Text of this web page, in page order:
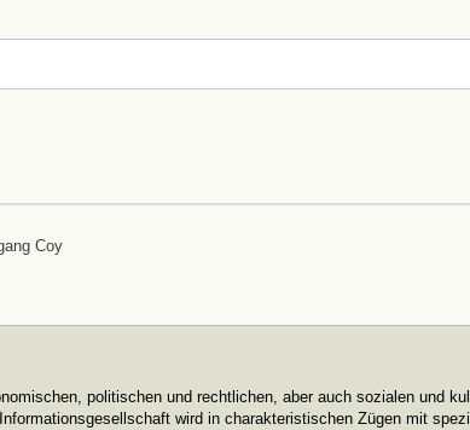
Coy
politischen und rechtlichen, aber auch sozialen und
wird in charakteristischen Zügen mit